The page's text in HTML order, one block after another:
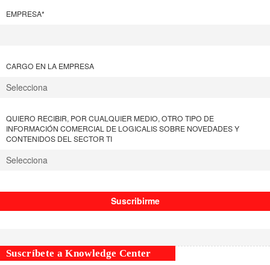
EMPRESA*
CARGO EN LA EMPRESA
QUIERO RECIBIR, POR CUALQUIER MEDIO, OTRO TIPO DE
INFORMACIÓN COMERCIAL DE LOGICALIS SOBRE NOVEDADES Y
CONTENIDOS DEL SECTOR TI
Suscríbete a Knowledge Center